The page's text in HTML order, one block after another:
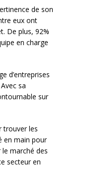
de son
eux ont
De plus, 92%
en charge
d’entreprises
sa
sur
trouver les
en main pour
marché des
secteur en